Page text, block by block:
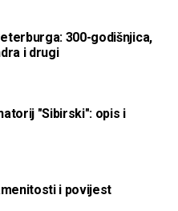
300-godišnjica,
i drugi
"Sibirski": opis i
i povijest